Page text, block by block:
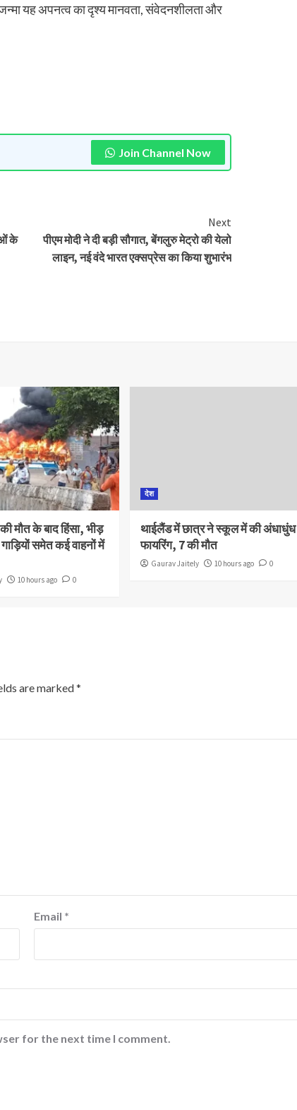
यह अपनत्व का दृश्य मानवता, संवेदनशीलता और
Join Channel Now
के
Next
पीएम मोदी ने दी बड़ी सौगात, बेंगलुरु मेट्रो की येलो
लाइन, नई वंदे भारत एक्सप्रेस का किया शुभारंभ
मौत के बाद हिंसा, भीड़
समेत कई वाहनों में
10 hours ago 0
देश
थाईलैंड में छात्र ने स्कूल में की अंधाधुंध
फायरिंग, 7 की मौत
Gaurav Jaitely 10 hours ago 0
are marked*
Email *
for the next time I comment.